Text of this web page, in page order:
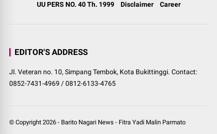
UU PERS NO. 40 Th. 1999
Disclaimer Career
EDITOR'S ADDRESS
Jl. Veteran no. 10, Simpang Tembok, Kota Bukittinggi. Contact:
0852-7431-4969 / 0812-6133-4765
© Copyright2026 - Barito Nagari News - Fitra Yadi Malin Parmato